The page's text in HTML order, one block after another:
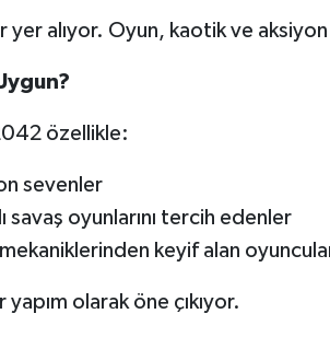
yer alıyor. Oyun, kaotik ve
özellikle:
sevenler
savaş oyunlarını tercih edenler
keyif alan
olarak öne çıkıyor.